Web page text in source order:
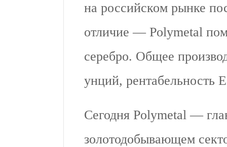
на российском рынке
отличие — Polymetal
серебро. Общее
унций,
Сегодня Polymetal —
золотодобывающем